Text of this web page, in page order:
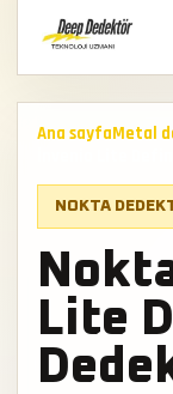
Ana sayfaMetal
NOKTA
Lite